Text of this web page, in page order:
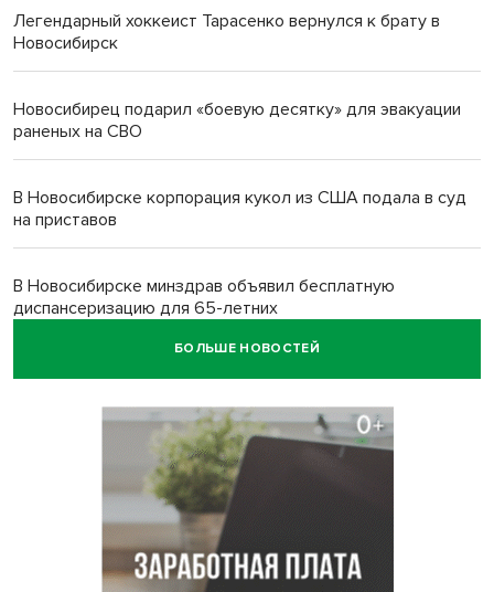
Легендарный хоккеист Тарасенко вернулся к брату в
Новосибирск
Новосибирец подарил «боевую десятку» для эвакуации
раненых на СВО
В Новосибирске корпорация кукол из США подала в суд
на приставов
В Новосибирске минздрав объявил бесплатную
диспансеризацию для 65-летних
БОЛЬШЕ НОВОСТЕЙ